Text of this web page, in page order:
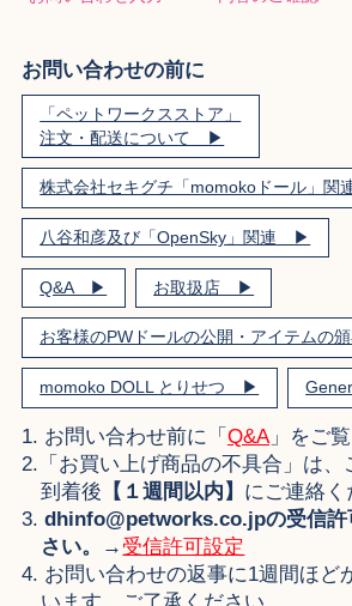
お問い合わせの前に
「ペットワークスストア」
注文・配送について ▶︎
株式会社セキグチ「momokoドール」
八谷和彦及び「OpenSky」関連 ▶︎
Q&A ▶︎ お取扱店 ▶︎
お客様のPWドールの公開・アイテムの
momoko DOLL とりせつ ▶︎
1. お問い合わせ前に「 Q&A」をご覧
2.「お買い上げ商品の不具合」は、
到着後 【１週間以内】 にご連絡く
3. dhinfo@petworks.co.jpの受信許
さい。
→ 受信許可設定
4. お問い合わせの返事に1週間ほど